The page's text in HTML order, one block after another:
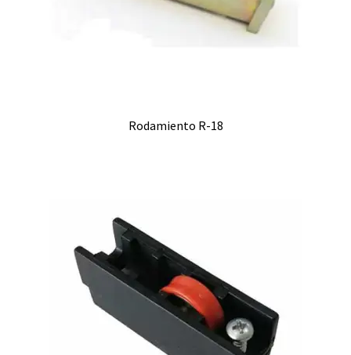
Rodamiento R-18